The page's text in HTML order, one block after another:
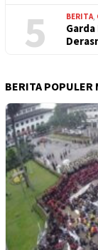
5 BERITA,
BERITA POPULER